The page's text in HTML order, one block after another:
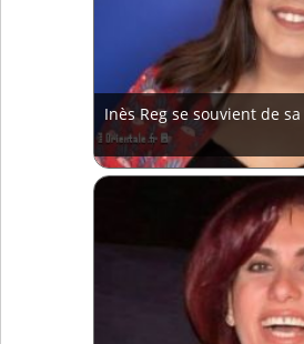
Inès Reg se souvient de